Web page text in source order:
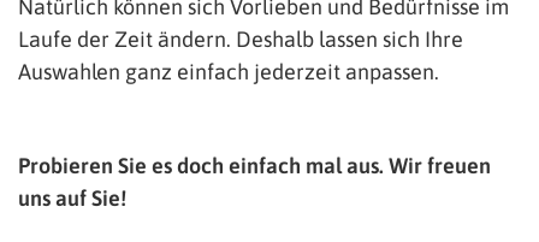
Natürlich können sich Vorlieben und Bedürfnisse im
Laufe der Zeit ändern. Deshalb lassen sich Ihre
Auswahlen ganz einfach jederzeit anpassen.
Probieren Sie es doch einfach mal aus. Wir freuen
uns auf Sie!